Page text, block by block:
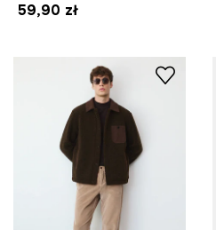
59,90 zł